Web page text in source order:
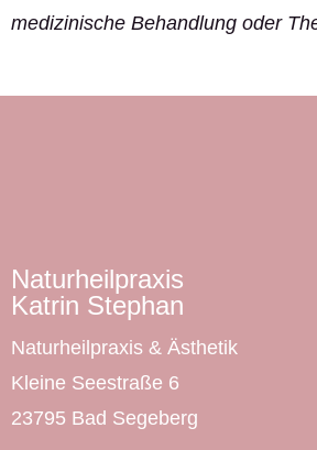
medizinische Behandlung oder
Naturheilpraxis​
Katrin Stephan
Naturheilpraxis & Ästhetik
Kleine Seestraße 6
23795 Bad Segeberg